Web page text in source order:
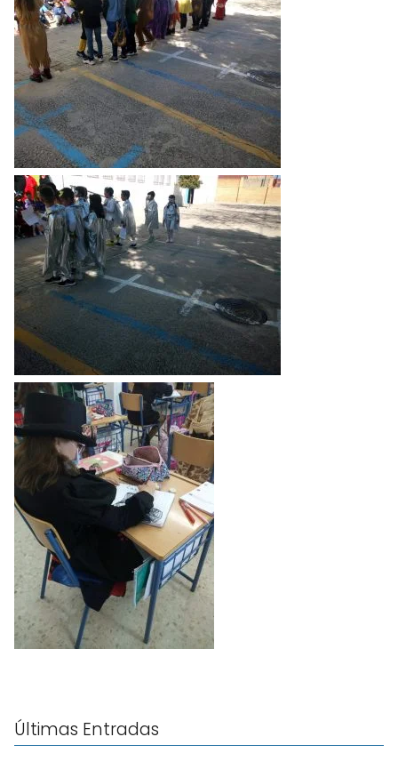
Últimas Entradas